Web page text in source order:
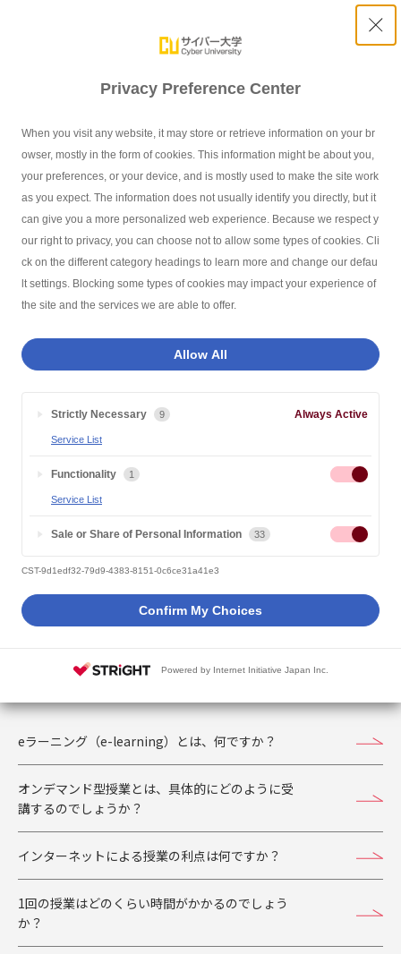
Privacy Preference Center
When you visit any website, it may store or retrieve information on your br
owser, mostly in the form of cookies. This information might be about you,
your preferences, or your device, and is mostly used to make the site work
as you expect. The information does not usually identify you directly, but it
can give you a more personalized web experience. Because we respect y
our right to privacy, you can choose not to allow some types of cookies. Cli
ck on the different category headings to learn more and change our defau
lt settings. Blocking some types of cookies may impact your experience of
the site and the services we are able to offer.
Allow All
Strictly Necessary 9 Always Active
Service List
Functionality 1
Service List
Sale or Share of Personal Information 33
CST-9d1edf32-79d9-4383-8151-0c6ce31a41e3
Confirm My Choices
Powered by Internet Initiative Japan Inc.
授業・カリキュラムについて
サイバー大学TOP よくあるご質問 授業・カリキュラムについて
例えば、正科生1年次入学の方が4年間での卒業（124単
位修得）をめざす場合、初年度に36単位以上の修得をお
勧めしています。科目数にすると、26科目（専門科目：
8科目（16単位）、外国語科目：2科目（4単位）、教養
科目：16科目（16単位））となります。
詳しくは以下をご覧ください。
オンライン学習の進め方
「授業・カリキュラムについて」のよくあるご質
eラーニング（e-learning）とは、何ですか？
オンデマンド型授業とは、具体的にどのように受
講するのでしょうか？
インターネットによる授業の利点は何ですか？
1回の授業はどのくらい時間がかかるのでしょう
か？